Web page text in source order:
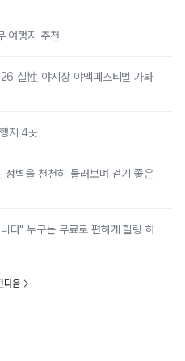
여행지 추천
칠性 야시장 야맥페스티벌 가봐
지 4곳
벽을 천천히 둘러보며 걷기 좋은
다" 누구든 무료로 편하게 힐링 하
다음